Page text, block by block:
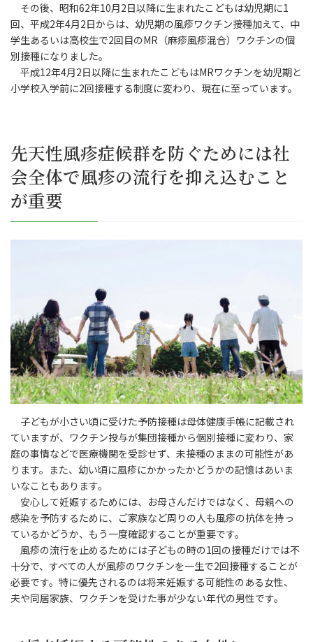
その後、昭和62年10月2日以降に生まれたこどもは幼児期に1
回、平成2年4月2日からは、幼児期の風疹ワクチン接種加えて、中
学生あるいは高校生で2回目のMR（麻疹風疹混合）ワクチンの個
別接種になりました。
平成12年4月2日以降に生まれたこどもはMRワクチンを幼児期と
小学校入学前に2回接種する制度に変わり、現在に至っています。
先天性風疹症候群を防ぐためには社
会全体で風疹の流行を抑え込むこと
が重要
子どもが小さい頃に受けた予防接種は母体健康手帳に記載され
ていますが、ワクチン投与が集団接種から個別接種に変わり、家
庭の事情などで医療機関を受診せず、未接種のままの可能性があ
ります。また、幼い頃に風疹にかかったかどうかの記憶はあいま
いなこともあります。
安心して妊娠するためには、お母さんだけではなく、母親への
感染を予防するために、ご家族など周りの人も風疹の抗体を持っ
ているかどうか、もう一度確認することが重要です。
風疹の流行を止めるためには子どもの時の1回の接種だけでは不
十分で、すべての人が風疹のワクチンを一生で2回接種することが
必要です。特に優先されるのは将来妊娠する可能性のある女性、
夫や同居家族、ワクチンを受けた事が少ない年代の男性です。